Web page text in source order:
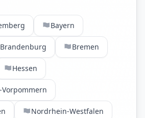
Bayern
Brandenburg Bremen
Hessen
Nordrhein-Westfalen